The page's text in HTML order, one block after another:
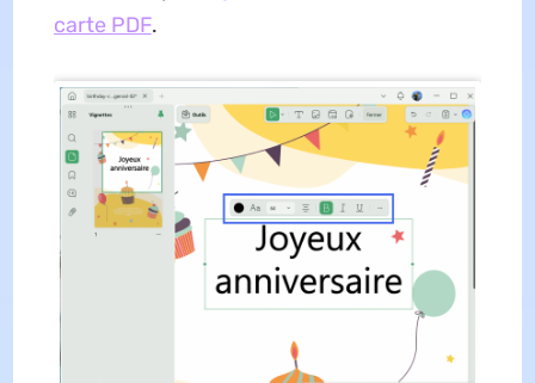
carte PDF.